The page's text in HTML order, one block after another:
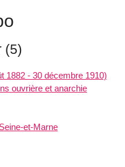
(5)
1882 - 30 décembre 1910)
ouvrière et anarchie
et-Marne